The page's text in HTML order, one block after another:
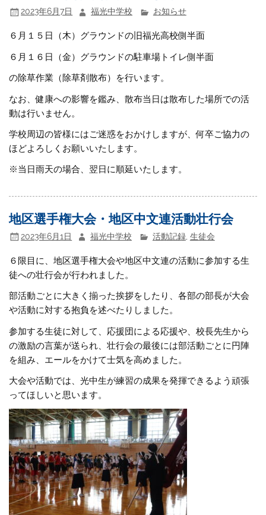
2023年6月7日 福光中学校 お知らせ
６月１５日（木）グラウンドの旧福光高校側半面
６月１６日（金）グラウンドの駐車場トイレ側半面
の除草作業（除草剤散布）を行います。
なお、健康への影響を鑑み、散布当日は散布した場所での活
動は行いません。
学校周辺の皆様にはご迷惑をおかけしますが、何卒ご協力の
ほどよろしくお願いいたします。
※当日雨天の場合、翌日に順延いたします。
地区選手権大会・地区中文連活動壮行会
2023年6月1日 福光中学校 活動記録, 生徒会
６限目に、地区選手権大会や地区中文連の活動に参加する生
徒への壮行会が行われました。
部活動ごとに大きく揃った挨拶をしたり、各部の部長が大会
や活動に対する抱負を述べたりしました。
参加する生徒に対して、応援団による応援や、校長先生から
の激励の言葉が送られ、壮行会の最後には部活動ごとに円陣
を組み、エールをかけて士気を高めました。
大会や活動では、光中生が練習の成果を発揮できるよう頑張
ってほしいと思います。